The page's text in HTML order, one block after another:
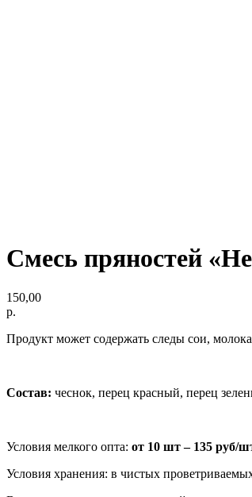
Смесь пряностей
150,00
р.
Продукт может содержать следы сои,
Состав: чеснок, перец красный, перец
Условия мелкого опта: от 10 шт – 135 руб/
Условия хранения: в чистых